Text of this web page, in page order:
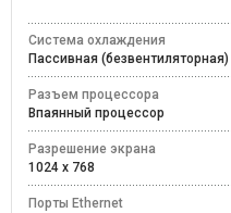
Система охлаждения
Пассивная
Разъем процессора
Впаянный процессор
Разрешение экрана
1024 x 768
Порты Ethernet